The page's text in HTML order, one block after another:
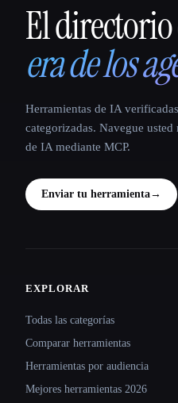
That AI Collection
El
era de los
Herramientas de IA
categorizadas. Navegue
de IA mediante MCP.
Enviar tu herramienta→
Site navigation
EXPLORAR
Todas las categorías
Comparar herramientas
Herramientas por audiencia
Mejores herramientas 2026